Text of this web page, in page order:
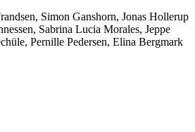
Simon Ganshorn, Jonas Hollerup
Sabrina Lucia Morales, Jeppe
Pernille Pedersen, Elina Bergmark